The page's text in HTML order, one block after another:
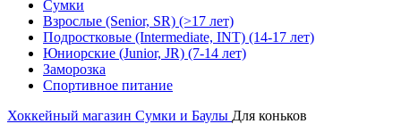
Сумки
Взрослые (Senior, SR) (>17 лет)
Подростковые (Intermediate, INT) (14-17 лет)
Юниорские (Junior, JR) (7-14 лет)
Заморозка
Спортивное питание
Хоккейный магазин Сумки и Баулы Для коньков